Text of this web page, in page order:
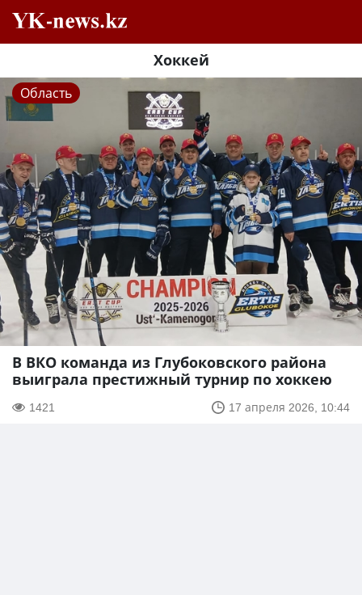
Хоккей
Область
В ВКО команда из Глубоковского района
выиграла престижный турнир по хоккею
1421 17 апреля 2026, 10:44